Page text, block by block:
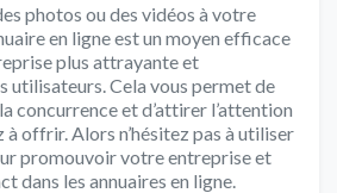
photos ou des vidéos à votre
en ligne est un moyen efficace
plus attrayante et
utilisateurs. Cela vous permet de
concurrence et d’attirer l’attention
à offrir. Alors n’hésitez pas à utiliser
promouvoir votre entreprise et
dans les annuaires en ligne.